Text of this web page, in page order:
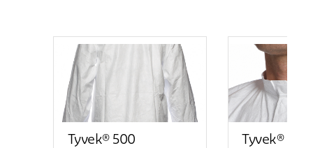
Tyvek® 500
Tyvek® 500